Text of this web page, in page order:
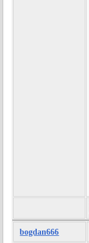
bogdan666